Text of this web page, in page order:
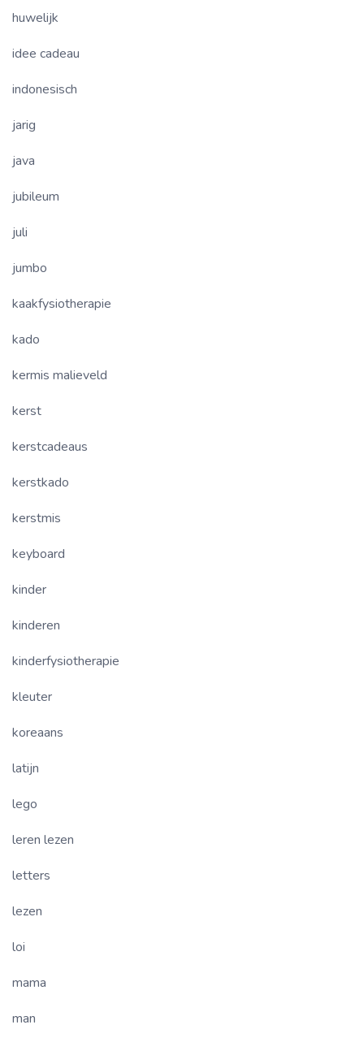
huwelijk
idee cadeau
indonesisch
jarig
java
jubileum
juli
jumbo
kaakfysiotherapie
kado
kermis malieveld
kerst
kerstcadeaus
kerstkado
kerstmis
keyboard
kinder
kinderen
kinderfysiotherapie
kleuter
koreaans
latijn
lego
leren lezen
letters
lezen
loi
mama
man